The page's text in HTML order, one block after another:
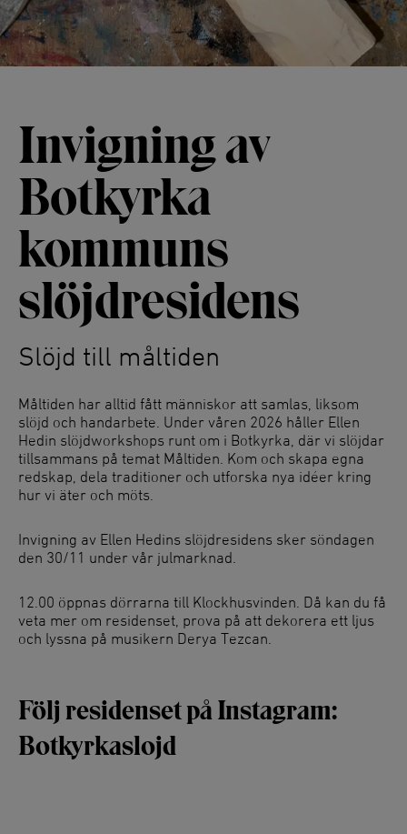
Invigning av
Botkyrka
kommuns
slöjdresidens
Slöjd till måltiden
Måltiden har alltid fått människor att samlas, liksom
slöjd och handarbete. Under våren 2026 håller Ellen
Hedin slöjdworkshops runt om i Botkyrka, där vi slöjdar
tillsammans på temat Måltiden. Kom och skapa egna
redskap, dela traditioner och utforska nya idéer kring
hur vi äter och möts.
Invigning av Ellen Hedins slöjdresidens sker söndagen
den 30/11 under vår julmarknad.
12.00 öppnas dörrarna till Klockhusvinden. Då kan du få
veta mer om residenset, prova på att dekorera ett ljus
och lyssna på musikern Derya Tezcan.
Följ residenset på Instagram:
Botkyrkaslojd